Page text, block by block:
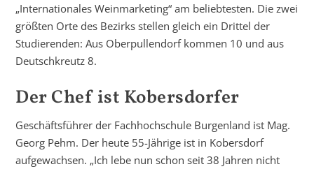
„Internationales Weinmarketing“ am beliebtesten. Die zwei
größten Orte des Bezirks stellen gleich ein Drittel der
Studierenden: Aus Oberpullendorf kommen 10 und aus
Deutschkreutz 8.
Der Chef ist Kobersdorfer
Geschäftsführer der Fachhochschule Burgenland ist Mag.
Georg Pehm. Der heute 55-Jährige ist in Kobersdorf
aufgewachsen. „Ich lebe nun schon seit 38 Jahren nicht